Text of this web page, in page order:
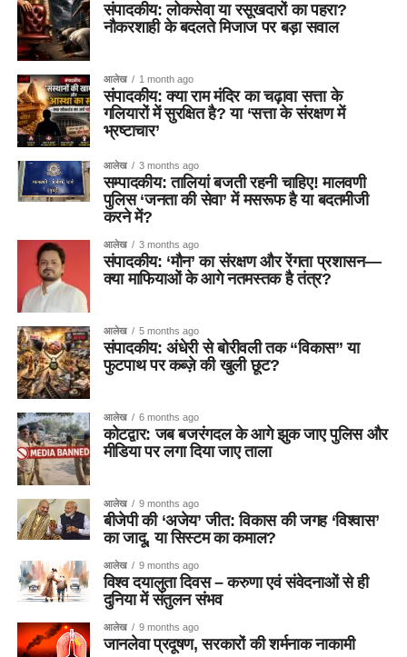
संपादकीय: लोकसेवा या रसूखदारों का पहरा?
नौकरशाही के बदलते मिजाज पर बड़ा सवाल
आलेख 1 month ago
संपादकीय: क्या राम मंदिर का चढ़ावा सत्ता के
गलियारों में सुरक्षित है? या ‘सत्ता के संरक्षण में
भ्रष्टाचार’
आलेख 3 months ago
सम्पादकीय: तालियां बजती रहनी चाहिए! मालवणी
पुलिस ‘जनता की सेवा’ में मसरूफ है या बदतमीजी
करने में?
आलेख 3 months ago
संपादकीय: ‘मौन’ का संरक्षण और रेंगता प्रशासन—
क्या माफियाओं के आगे नतमस्तक है तंत्र?
आलेख 5 months ago
संपादकीय: अंधेरी से बोरीवली तक “विकास” या
फुटपाथ पर कब्ज़े की खुली छूट?
आलेख 6 months ago
कोटद्वार: जब बजरंगदल के आगे झुक जाए पुलिस और
मीडिया पर लगा दिया जाए ताला
आलेख 9 months ago
बीजेपी की ‘अजेय’ जीत: विकास की जगह ‘विश्वास’
का जादू, या सिस्टम का कमाल?
आलेख 9 months ago
विश्व दयालुता दिवस – करुणा एवं संवेदनाओं से ही
दुनिया में संतुलन संभव
आलेख 9 months ago
जानलेवा प्रदूषण, सरकारों की शर्मनाक नाकामी